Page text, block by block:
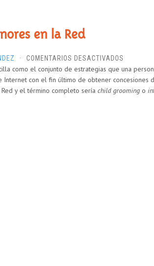
en la Red
· COMENTARIOS DESACTIVADOS
ACOSO
A
como el conjunto de estrategias que una
con el fin último de obtener concesiones
y el término completo sería child grooming o